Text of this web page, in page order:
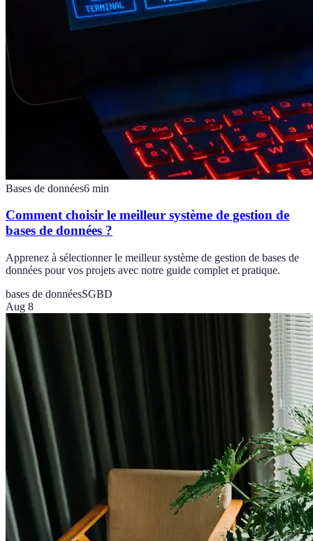
Bases de données6 min
Comment choisir le meilleur système de gestion de
bases de données ?
Apprenez à sélectionner le meilleur système de gestion de bases de
données pour vos projets avec notre guide complet et pratique.
bases de donnéesSGBD
Aug 8